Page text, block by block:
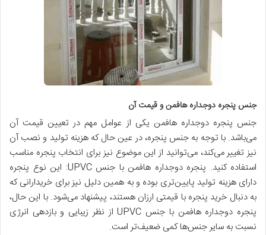
جنس پنجره دوجداره هافمن و قیمت آن
جنس پنجره دوجداره هافمن یکی از عوامل مهم در تعیین قیمت آن
می‌باشد. با توجه به جنس پنجره، در عین حال که هزینه تولید و نصب آن
نیز تغییر می‌کند، می‌توانید از این موضوع نیز برای انتخاب پنجره مناسب
استفاده کنید. پنجره دوجداره هافمن با جنس UPVC: این نوع پنجره
دارای هزینه تولید پایین‌تری بوده و به همین دلیل نیز برای خریدارانی که
به دنبال خرید پنجره با قیمتی ارزان هستند، پیشنهاد می‌شود. با این حال،
پنجره دوجداره هافمن با جنس UPVC از نظر زیبایی و بازدهی انرژی
نسبت به سایر جنس‌ها کمی ضعیف‌تر است.